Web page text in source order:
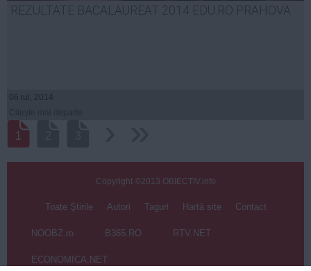
REZULTATE BACALAUREAT 2014 EDU.RO PRAHOVA
06 iul, 2014
1
Copyright ©2013 OBIECTIV.info
Toate Ştirile Autori Taguri Hartă site Contact
NOOBZ.ro B365.RO RTV.NET
ECONOMICA.NET